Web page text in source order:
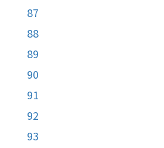
87
88
89
90
91
92
93